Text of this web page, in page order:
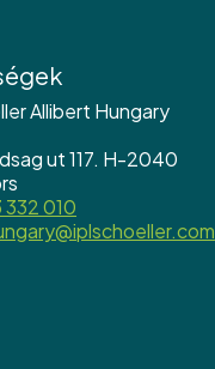
Allibert Hungary
ut 117. H-2040
332 010